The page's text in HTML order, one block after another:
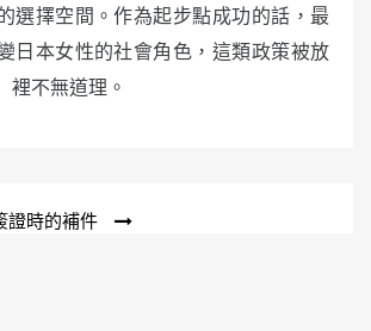
選擇空間。作為起步點成功的話，最
日本女性的社會角色，這類政策被放
裡不無道理。
證時的補件